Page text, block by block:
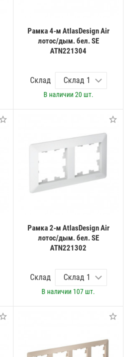
Рамка 4-м AtlasDesign Air
лотос/дым. бел. SE
ATN221304
Склад
В наличии20 шт.
Рамка 2-м AtlasDesign Air
лотос/дым. бел. SE
ATN221302
Склад
В наличии 107 шт.